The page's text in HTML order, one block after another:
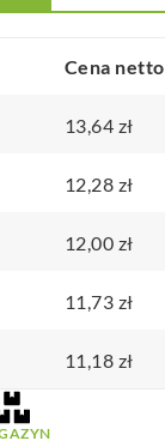
Cena netto
13,64 zł
12,28 zł
12,00 zł
11,73 zł
11,18 zł